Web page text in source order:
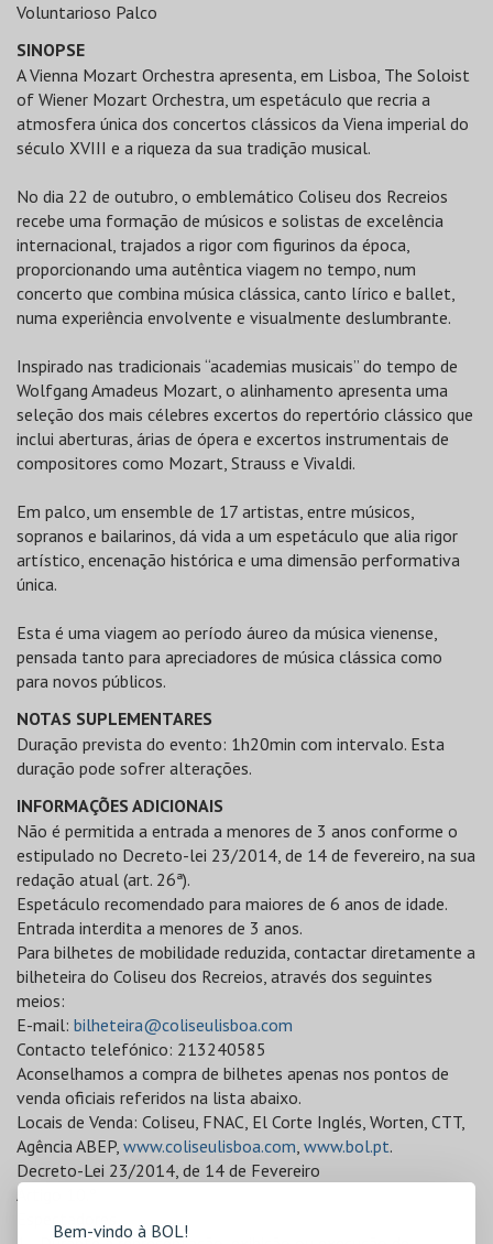
Bem-vindo à BOL!
Voluntarioso Palco
SINOPSE
A Vienna Mozart Orchestra apresenta, em Lisboa, The Soloist
of Wiener Mozart Orchestra, um espetáculo que recria a
atmosfera única dos concertos clássicos da Viena imperial do
século XVIII e a riqueza da sua tradição musical.
No dia 22 de outubro, o emblemático Coliseu dos Recreios
recebe uma formação de músicos e solistas de excelência
internacional, trajados a rigor com figurinos da época,
proporcionando uma autêntica viagem no tempo, num
concerto que combina música clássica, canto lírico e ballet,
numa experiência envolvente e visualmente deslumbrante.
Inspirado nas tradicionais “academias musicais” do tempo de
Wolfgang Amadeus Mozart, o alinhamento apresenta uma
seleção dos mais célebres excertos do repertório clássico que
inclui aberturas, árias de ópera e excertos instrumentais de
compositores como Mozart, Strauss e Vivaldi.
Em palco, um ensemble de 17 artistas, entre músicos,
sopranos e bailarinos, dá vida a um espetáculo que alia rigor
artístico, encenação histórica e uma dimensão performativa
única.
Esta é uma viagem ao período áureo da música vienense,
pensada tanto para apreciadores de música clássica como
para novos públicos.
NOTAS SUPLEMENTARES
Duração prevista do evento: 1h20min com intervalo. Esta
duração pode sofrer alterações.
INFORMAÇÕES ADICIONAIS
Não é permitida a entrada a menores de 3 anos conforme o
estipulado no Decreto-lei 23/2014, de 14 de fevereiro, na sua
redação atual (art. 26ª).
Espetáculo recomendado para maiores de 6 anos de idade.
Entrada interdita a menores de 3 anos.
Para bilhetes de mobilidade reduzida, contactar diretamente a
bilheteira do Coliseu dos Recreios, através dos seguintes
meios:
E-mail: bilheteira@coliseulisboa.com
Contacto telefónico: 213240585
Aconselhamos a compra de bilhetes apenas nos pontos de
venda oficiais referidos na lista abaixo.
Locais de Venda: Coliseu, FNAC, El Corte Inglés, Worten, CTT,
Agência ABEP, www.coliseulisboa.com, www.bol.pt.
Decreto-Lei 23/2014, de 14 de Fevereiro
Artigo 10.º